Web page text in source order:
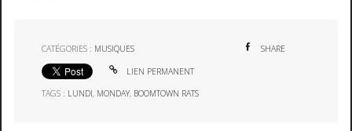
CATÉGORIES : MUSIQUES SHARE
LIEN PERMANENT
TAGS : LUNDI, MONDAY, BOOMTOWN RATS